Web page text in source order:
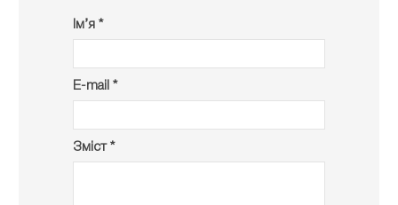
Ім’я *
E-mail *
Зміст *